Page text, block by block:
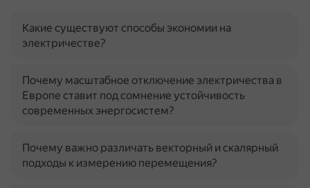
Какие существуют способы экономии на
электричестве?
Почему масштабное отключение электричества в
Европе ставит под сомнение устойчивость
современных энергосистем?
Почему важно различать векторный и скалярный
подходы к измерению перемещения?